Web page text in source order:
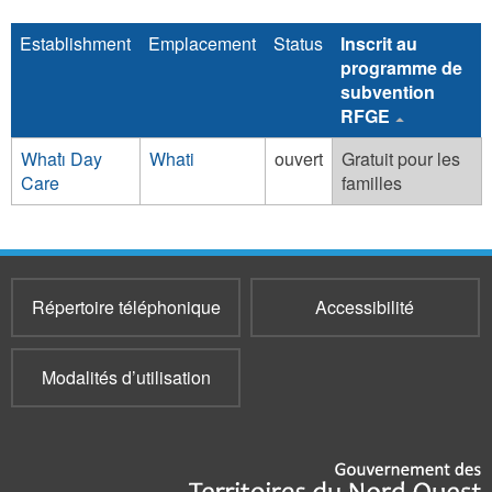
Establishment Emplacement Status
Inscrit au
programme de
subvention
RFGE
Whatı̀ Day
Care
Whati ouvert
Gratuit pour les
familles
Répertoire téléphonique Accessibilité
Modalités d’utilisation